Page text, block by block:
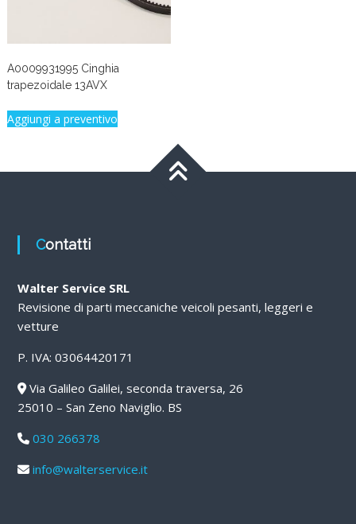
A0009931995 Cinghia
trapezoidale 13AVX
Aggiungi a preventivo
Contatti
Walter Service SRL
Revisione di parti meccaniche veicoli pesanti, leggeri e
vetture
P. IVA: 03064420171
Via Galileo Galilei, seconda traversa, 26
25010 – San Zeno Naviglio. BS
030 266378
info@walterservice.it